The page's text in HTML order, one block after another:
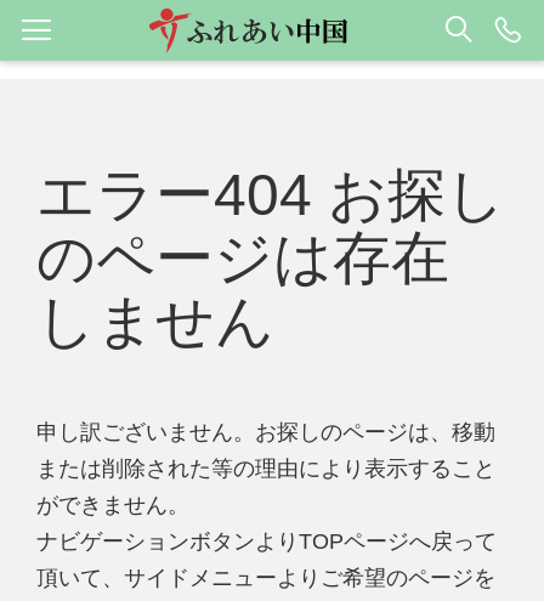
エラー404 お探し
のページは存在
しません
申し訳ございません。お探しのページは、移動
または削除された等の理由により表示すること
ができません。
ナビゲーションボタンよりTOPページへ戻って
頂いて、サイドメニューよりご希望のページを